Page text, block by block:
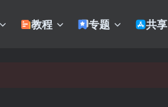
教程 专题 共享